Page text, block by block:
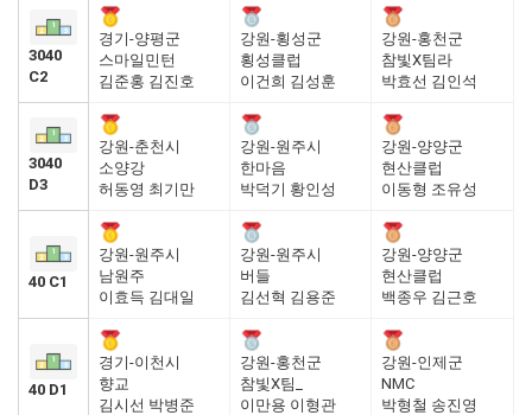
3040
C2
경기-양평군
스마일민턴
김준홍 김진호
강원-횡성군
횡성클럽
이건희 김성훈
강원-홍천군
참빛X팀라
박효선 김인석
3040
D3
강원-춘천시
소양강
허동영 최기만
강원-원주시
한마음
박덕기 황인성
강원-양양군
현산클럽
이동형 조유성
40 C1
강원-원주시
남원주
이효득 김대일
강원-원주시
버들
김선혁 김용준
강원-양양군
현산클럽
백종우 김근호
40 D1
경기-이천시
향교
김시선 박병준
강원-홍천군
참빛X팀_
이만용 이형관
강원-인제군
NMC
박형철 송진영